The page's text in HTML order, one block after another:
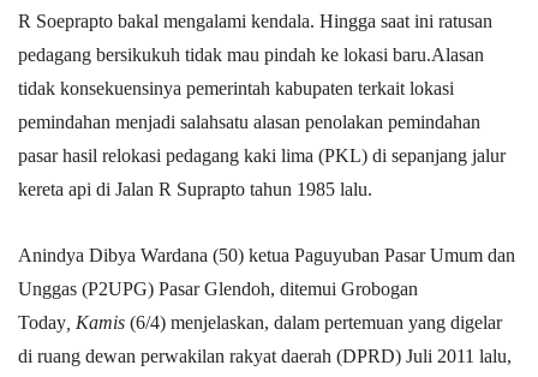
R Soeprapto bakal mengalami kendala. Hingga saat ini ratusan
pedagang bersikukuh tidak mau pindah ke lokasi baru.Alasan
tidak konsekuensinya pemerintah kabupaten terkait lokasi
pemindahan menjadi salahsatu alasan penolakan pemindahan
pasar hasil relokasi pedagang kaki lima (PKL) di sepanjang jalur
kereta api di Jalan R Suprapto tahun 1985 lalu.
Anindya Dibya Wardana (50) ketua Paguyuban Pasar Umum dan
Unggas (P2UPG) Pasar Glendoh, ditemui Grobogan
Today Kamis (6/4) menjelaskan, dalam pertemuan yang digelar
di ruang dewan perwakilan rakyat daerah (DPRD) Juli 2011 lalu,